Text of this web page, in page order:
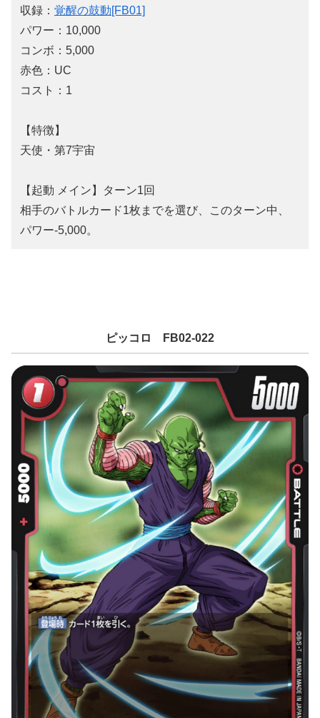
収録： 覚醒の鼓動[FB01]
パワー：10,000
コンボ：5,000
赤色：UC
コスト：1
【特徴】
天使・第7宇宙
【起動 メイン】ターン1回
相手のバトルカード1枚までを選び、このターン中、
パワー-5,000。
ピッコロ FB02-022